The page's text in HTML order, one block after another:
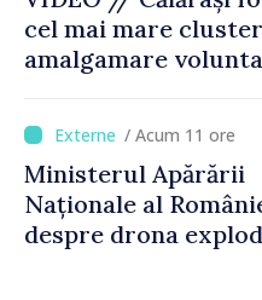
cel mai mare
amalgamare
orășenesc a aprobat
finală
/ Acum 11 ore
Ministerul Apărării
Naționale al
despre drona